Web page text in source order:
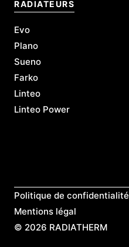
RADIATEURS
Evo
Plano
Sueno
Farko
Linteo
Linteo Power
© 2026 RADIATHERM
Politique de confidentialité
Mentions légal